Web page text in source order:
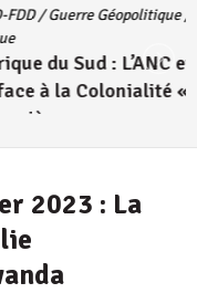
Guerre Géopolitique/
Sud : L’ANC et le
la Colonialité « la
»
2023 : La